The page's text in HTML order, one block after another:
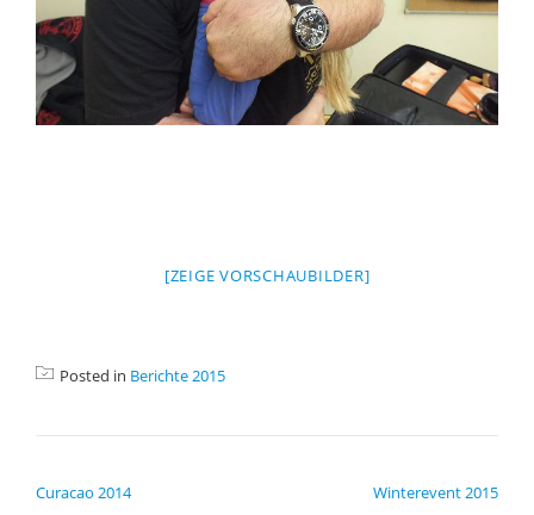
[ZEIGE VORSCHAUBILDER]
Posted in Berichte 2015
Curacao 2014 Winterevent 2015